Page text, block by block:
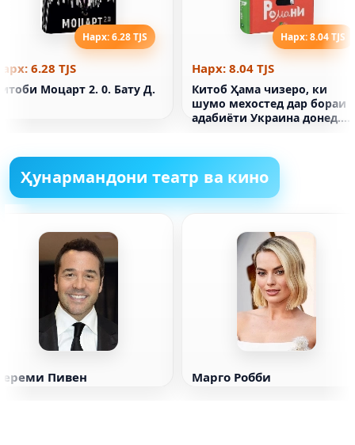
Нарх: 6.28 TJS
6.28 TJS
Моцарт 2. 0. Бату Д.
Нарх: 8.04 TJS
Нарх: 8.04 TJS
Китоб Ҳама чизеро, ки
шумо мехостед дар бораи
адабиёти Украина донед.
Ҳунармандони театр ва кино
Пивен Марго Робби